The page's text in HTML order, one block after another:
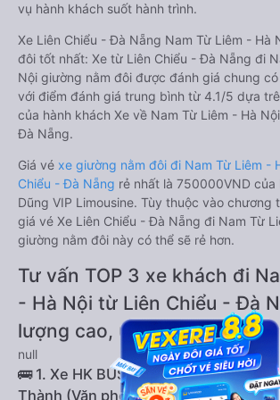
vụ hành khách suốt hành trình.
Xe Liên Chiểu - Đà Nẵng Nam Từ Liêm - Hà
đôi tốt nhất: Xe từ Liên Chiểu - Đà Nẵng đi
Nội giường nằm đôi được đánh giá chung
với điểm đánh giá trung bình từ 4.1/5 dựa
của hành khách Xe về Nam Từ Liêm - Hà
Đà Nẵng.
Giá vé xe giường nằm đôi đi Nam Từ Liêm -
Chiểu - Đà Nẵng rẻ nhất là 750000VND của
Dũng VIP Limousine. Tùy thuộc vào chương
giá vé Xe Liên Chiểu - Đà Nẵng đi Nam Từ
giường nằm đôi này có thể sẽ rẻ hơn.
Tư vấn TOP 3 xe khách đi
- Hà Nội từ Liên Chiểu - Đà
lượng cao, uy tín, giá rẻ
null
🚌 1. Xe HK BUSLINES khởi hành tại
Thành (Văn phòng Đà Nẵng)